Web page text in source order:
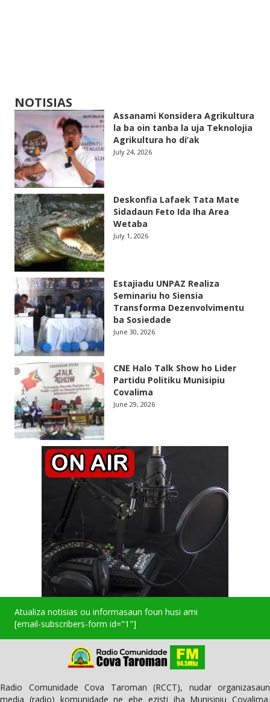
NOTISIAS
Assanami Konsidera Agrikultura
la ba oin tanba la uja Teknolojia
Agrikultura ho di’ak
July 24, 2026
Deskonfia Lafaek Tata Mate
Sidadaun Feto Ida Iha Area
Wetaba
July 1, 2026
Estajiadu UNPAZ Realiza
Seminariu ho Siensia
Transforma Dezenvolvimentu
ba Sosiedade
June 30, 2026
CNE Halo Talk Show ho Lider
Partidu Politiku Munisipiu
Covalima
June 29, 2026
Atualiza notisias ou informasaun foun husi ami
[email-subscribers-form id="1"]
Radio Comunidade Cova Taroman (RCCT), nudar organizasaun
media (radio) komunidade ne ebe ezisti iha Munisipiu Covalima.